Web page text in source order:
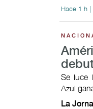
Hace 1 h |
Se luce
Azul
La